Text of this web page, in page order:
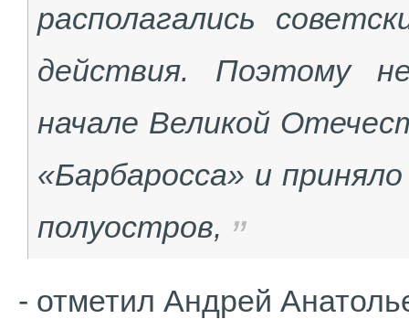
располагались
действия. Поэтому
начале Великой
«Барбаросса» и
полуостров,
- отметил Андрей